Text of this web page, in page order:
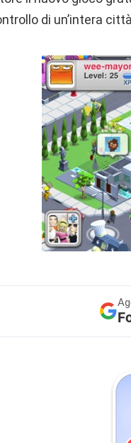
di un’intera